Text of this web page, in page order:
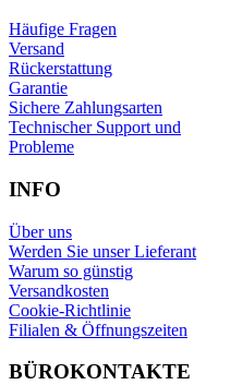
Häufige Fragen
Versand
Rückerstattung
Garantie
Sichere Zahlungsarten
Technischer Support und
Probleme
INFO
Über uns
Werden Sie unser Lieferant
Warum so günstig
Versandkosten
Cookie-Richtlinie
Filialen & Öffnungszeiten
BÜROKONTAKTE